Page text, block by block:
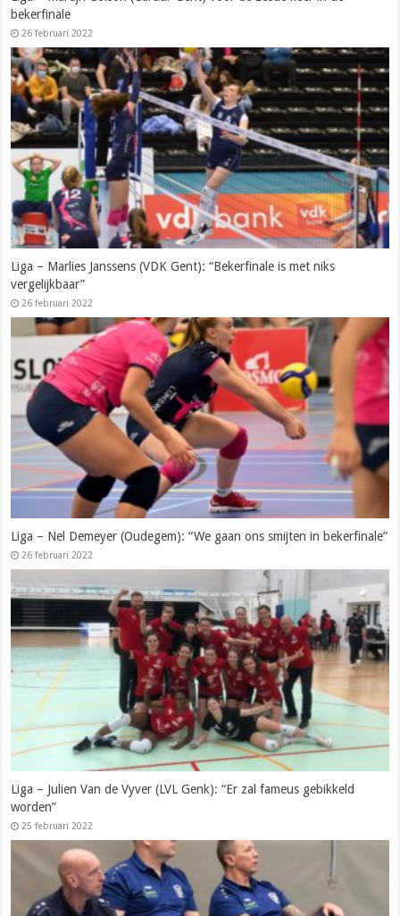
bekerfinale
26 februari 2022
Liga – Marlies Janssens (VDK Gent): “Bekerfinale is met niks
vergelijkbaar”
26 februari 2022
Liga – Nel Demeyer (Oudegem): “We gaan ons smijten in bekerfinale”
26 februari 2022
Liga – Julien Van de Vyver (LVL Genk): “Er zal fameus gebikkeld
worden”
25 februari 2022